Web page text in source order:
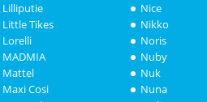
Lilliputie
Little Tikes
Lorelli
MADMIA
Mattel
Maxi Cosi
Nice
Nikko
Noris
Nuby
Nuk
Nuna